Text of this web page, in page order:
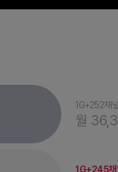
1G+252채
월
1G+245채